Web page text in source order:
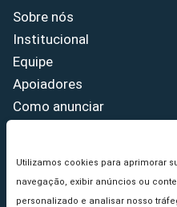
Utilizamos cookies para aprimorar
navegação, exibir anúncios ou
personalizado e analisar nosso
Sobre nós
Institucional
Equipe
Apoiadores
Como anunciar
Princípios Editoriais